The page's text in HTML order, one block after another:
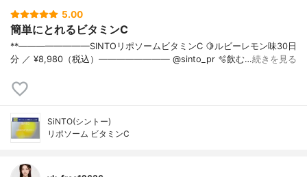
5.00
簡単にとれるビタミンC
**————————⁡SINTOリポソームビタミンC ⁡🍋ルビーレモン味30日
分 ／ ¥8,980（税込）⁡———————— @sinto_pr ⁡⁡⁡⁡🫧飲む…続きを見る
SiNTO(シントー)
リポソーム ビタミンC